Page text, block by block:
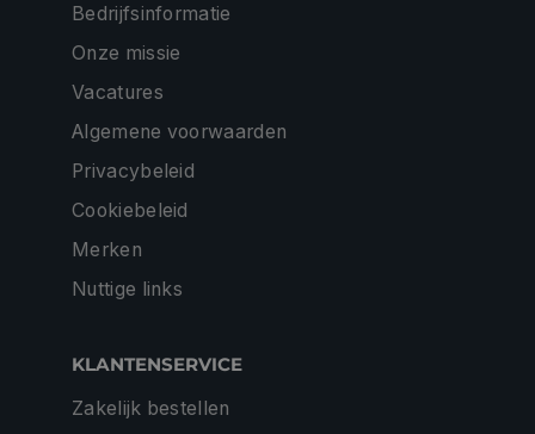
Bedrijfsinformatie
Onze missie
Vacatures
Algemene voorwaarden
Privacybeleid
Cookiebeleid
Merken
Nuttige links
KLANTENSERVICE
Zakelijk bestellen